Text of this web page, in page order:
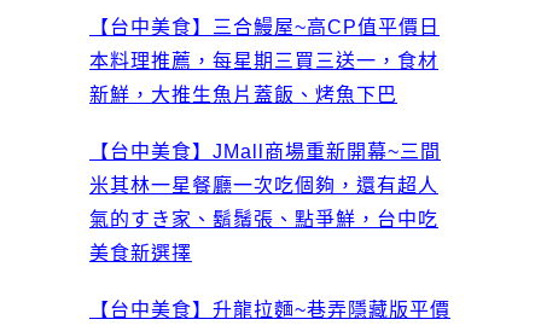
【台中美食】三合鰻屋~高CP值平價日
本料理推薦，每星期三買三送一，食材
新鮮，大推生魚片蓋飯、烤魚下巴
【台中美食】JMall商場重新開幕~三間
米其林一星餐廳一次吃個夠，還有超人
氣的すき家、鬍鬚張、點爭鮮，台中吃
美食新選擇
【台中美食】升龍拉麵~巷弄隱藏版平價